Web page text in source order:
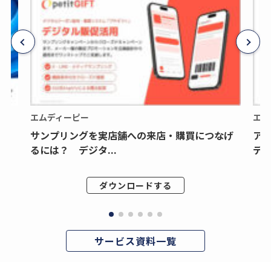
エムディーピー
サンプリングを実店舗への来店・購買につなげ
るには？ デジタ...
ダウンロードする
エ
ア
デ
サービス資料一覧